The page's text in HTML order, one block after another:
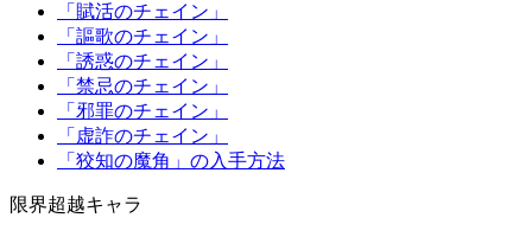
「賦活のチェイン」
「謳歌のチェイン」
「誘惑のチェイン」
「禁忌のチェイン」
「邪罪のチェイン」
「虚詐のチェイン」
「狡知の魔角」の入手方法
限界超越キャラ